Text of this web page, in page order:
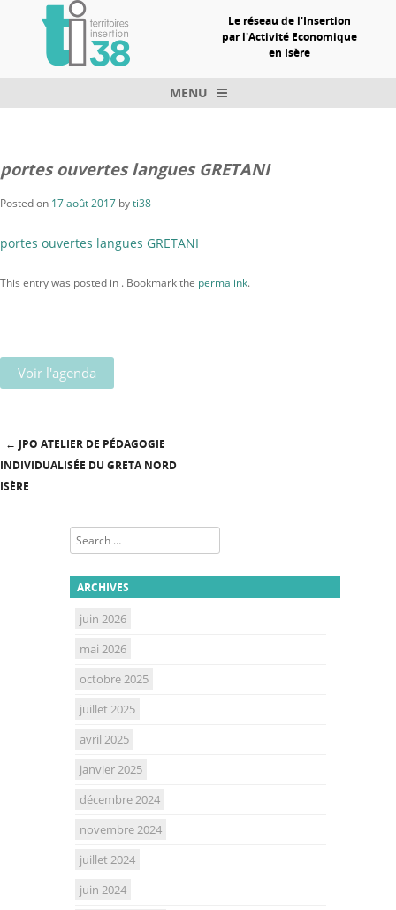
Le réseau de l'Insertion
par l'Activité Economique
en Isère
MENU
portes ouvertes langues GRETANI
Posted on 17 août 2017 byti38
portes ouvertes langues GRETANI
This entry was posted in . Bookmark the permalink.
Voir l'agenda
Post navigation
← JPO ATELIER DE PÉDAGOGIE
INDIVIDUALISÉE DU GRETA NORD
ISÈRE
Search
ARCHIVES
juin 2026
mai 2026
octobre 2025
juillet 2025
avril 2025
janvier 2025
décembre 2024
novembre 2024
juillet 2024
juin 2024